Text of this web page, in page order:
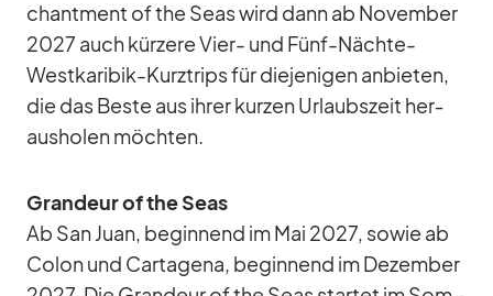
chant­ment of the Seas wird dann ab No­vem­ber
2027 auch kür­zere Vier- und Fünf-Nächte-
West­ka­ri­bik-Kurz­trips für die­je­ni­gen an­bie­ten,
die das Beste aus ih­rer kur­zen Ur­laubs­zeit her­
aus­ho­len möch­ten.
Gran­deur of the Seas
Ab San Juan, be­gin­nend im Mai 2027, so­wie ab
Co­lon und Car­ta­gena, be­gin­nend im De­zem­ber